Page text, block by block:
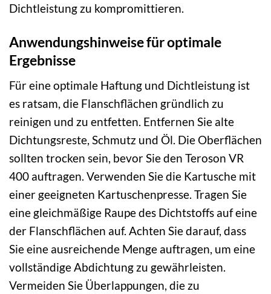
Dichtleistung zu kompromittieren.
Anwendungshinweise für optimale
Ergebnisse
Für eine optimale Haftung und Dichtleistung ist
es ratsam, die Flanschflächen gründlich zu
reinigen und zu entfetten. Entfernen Sie alte
Dichtungsreste, Schmutz und Öl. Die Oberflächen
sollten trocken sein, bevor Sie den Teroson VR
400 auftragen. Verwenden Sie die Kartusche mit
einer geeigneten Kartuschenpresse. Tragen Sie
eine gleichmäßige Raupe des Dichtstoffs auf eine
der Flanschflächen auf. Achten Sie darauf, dass
Sie eine ausreichende Menge auftragen, um eine
vollständige Abdichtung zu gewährleisten.
Vermeiden Sie Überlappungen, die zu